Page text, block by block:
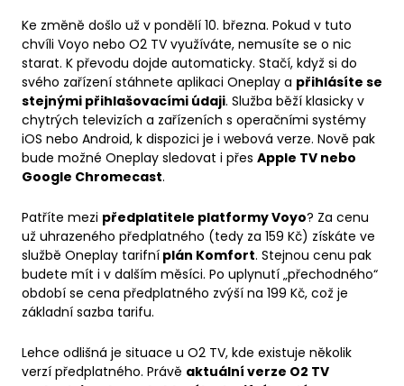
Ke změně došlo už v pondělí 10. března. Pokud v tuto
chvíli Voyo nebo O2 TV využíváte, nemusíte se o nic
starat. K převodu dojde automaticky. Stačí, když si do
svého zařízení stáhnete aplikaci Oneplay a přihlásíte se
stejnými přihlašovacími údaji. Služba běží klasicky v
chytrých televizích a zařízeních s operačními systémy
iOS nebo Android, k dispozici je i webová verze. Nově pak
bude možné Oneplay sledovat i přes Apple TV nebo
Google Chromecast.
Patříte mezi předplatitele platformy Voyo? Za cenu
už uhrazeného předplatného (tedy za 159 Kč) získáte ve
službě Oneplay tarifní plán Komfort. Stejnou cenu pak
budete mít i v dalším měsíci. Po uplynutí „přechodného“
období se cena předplatného zvýší na 199 Kč, což je
základní sazba tarifu.
Lehce odlišná je situace u O2 TV, kde existuje několik
verzí předplatného. Právě aktuální verze O2 TV